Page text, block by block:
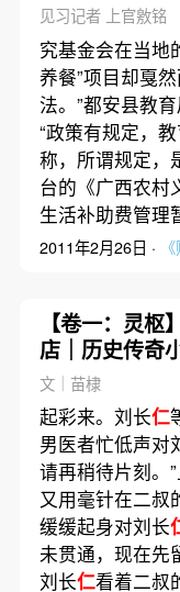
见习记者 上官敫铭
究基金会在当地
养餐”项目却戛
法。”都安县教
“政策有规定，
称，所谓规定，
台的《广西农村
生活补助费管
2011年2月26日 ·
【卷一：灵枢
店｜历史传奇
文｜苗棣
起彩来。刘长仁
男医者忙低声对
请再稍待片刻。
又用毫针在二叔
缓缓起身对刘长
未贯通，现在先
刘长仁看着二